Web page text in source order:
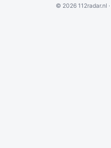
© 2026 112radar.nl ·